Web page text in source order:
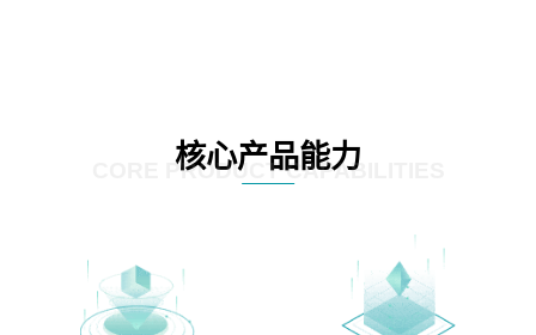
核心产品能力
CORE PRODUCT CAPABILITIES